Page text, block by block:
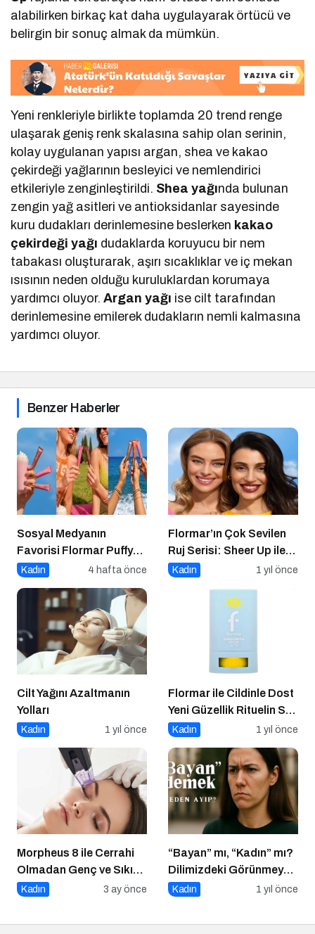
alabilirken birkaç kat daha uygulayarak örtücü ve
belirgin bir sonuç almak da mümkün.
Yeni renkleriyle birlikte toplamda 20 trend renge
ulaşarak geniş renk skalasına sahip olan serinin,
kolay uygulanan yapısı argan, shea ve kakao
çekirdeği yağlarının besleyici ve nemlendirici
etkileriyle zenginleştirildi. Shea yağında bulunan
zengin yağ asitleri ve antioksidanlar sayesinde
kuru dudakları derinlemesine beslerken kakao
çekirdeğiyağı dudaklarda koruyucu bir nem
tabakası oluşturarak, aşırı sıcaklıklar ve iç mekan
ısısının neden olduğu kuruluklardan korumaya
yardımcı oluyor.Argan yağı ise cilt tarafından
derinlemesine emilerek dudakların nemli kalmasına
yardımcı oluyor.
Benzer Haberler
Sosyal Medyanın
Favorisi Flormar Puffy
Liquid Blush Serisine
Kadın 4 hafta önce
Flormar’ın Çok Sevilen
Ruj Serisi: Sheer Up ile
Gülümse
Kadın 1 yıl önce
Cilt Yağını Azaltmanın
Yolları
Kadın 1 yıl önce
Flormar ile Cildinle Dost
Yeni Güzellik Rituelin Sun
Lovers
Kadın 1 yıl önce
Morpheus 8 ile Cerrahi
Olmadan Genç ve Sıkı
Bir Cilt Mümkün
Kadın 3 ay önce
“Bayan” mı, “Kadın” mı?
Dilimizdeki Görünmeyen
Cinsiyet Ayrımı
Kadın 1 yıl önce